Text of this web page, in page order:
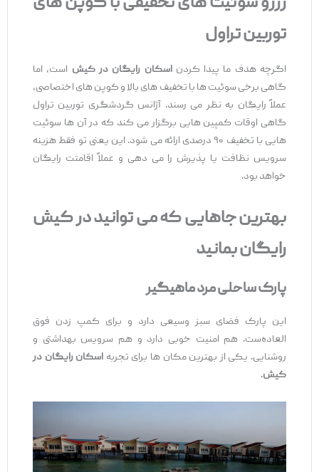
توربین تراول
اگرچه هدف ما پیدا کردناسکان رایگان در کیشاست، اما
گاهی برخی سوئیت ‌ها با تخفیف‌ های بالا و کوپن ‌های اختصاصی،
عملاً رایگان به نظر می ‌رسند. آژانس گردشگری توربین تراول
گاهی اوقات کمپین ‌هایی برگزار می‌ کند که در آن ‌ها سوئیت
‌هایی با تخفیف ۹۰ درصدی ارائه می ‌شود. این یعنی تو فقط هزینه‌
سرویس نظافت یا پذیرش را می‌ دهی و عملاً اقامتت رایگان
خواهد بود.
بهترین جاهایی که می ‌توانید در کیش
رایگان بمانید
پارک ساحلی مرد ماهیگیر
این پارک فضای سبز وسیعی دارد و برای کمپ زدن فوق
‌العاده‌ست. هم امنیت خوبی دارد و هم سرویس بهداشتی و
روشنایی. یکی از بهترین مکان ‌ها برای تجربهاسکان رایگان در
کیش.